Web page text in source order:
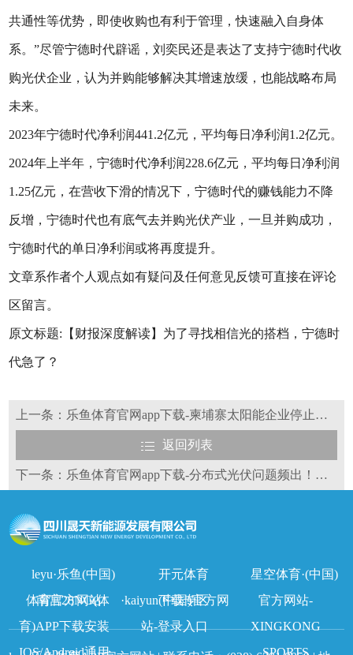
共通性等优势，即使收购也有利于管理，快速融入自身体
系。”尽管宁德时代辟谣，刘奕民还是表达了支持宁德时代收
购光伏企业，认为并购能够解决其增速放缓，也能战略布局
未来。
2023年宁德时代净利润441.2亿元，平均每日净利润1.2亿元。
2024年上半年，宁德时代净利润228.6亿元，平均每日净利润
1.25亿元，在营收下滑的情况下，宁德时代的赚钱能力不降
反增，宁德时代也有底气去并购光伏产业，一旦并购成功，
宁德时代的单日净利润或将再度提升。
文章系作者个人观点如有疑问及任何意见反馈可直接在评论
区留言。
原文标题:【财报深度解读】为了寻找相信光的搭档，宁德时
代急了？
上一条：乐鱼体育官网app下载-柬埔寨太阳能企业停止配合美国关税调查
返回列表
下一条：乐鱼体育官网app下载-分布式光伏问题频出！国家能源局进行通报
leyu·乐鱼(中国)
体育官方网站
开元体育
·kaiyun(中国)官方网
站-登录入口
星空体育·(中国)
官方网站-
XINGKONG
SPORTS
南宫28NG(体
育)APP下载安装
IOS/Android通用
下载专区